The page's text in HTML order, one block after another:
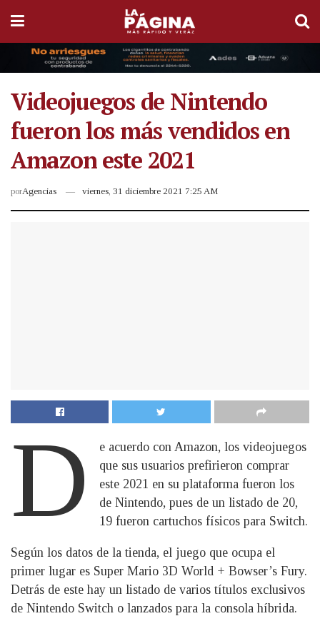
Videojuegos de Nintendo
fueron los más vendidos en
Amazon este 2021
porAgencias viernes, 31 diciembre 2021 7:25 AM
D
e acuerdo con Amazon, los videojuegos
que sus usuarios prefirieron comprar
este 2021 en su plataforma fueron los
de Nintendo, pues de un listado de 20,
19 fueron cartuchos físicos para Switch.
Según los datos de la tienda, el juego que ocupa el
primer lugar es Super Mario 3D World + Bowser’s Fury.
Detrás de este hay un listado de varios títulos exclusivos
de Nintendo Switch o lanzados para la consola híbrida.